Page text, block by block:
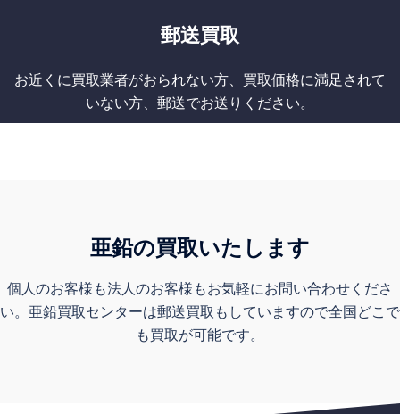
郵送買取
お近くに買取業者がおられない方、買取価格に満足されて
いない方、郵送でお送りください。
亜鉛の買取いたします
個人のお客様も法人のお客様もお気軽にお問い合わせくださ
い。亜鉛買取センターは郵送買取もしていますので全国どこで
も買取が可能です。